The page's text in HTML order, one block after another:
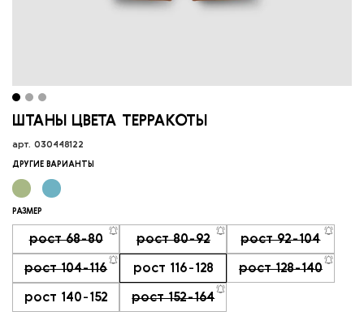
арт. 030448122
ШТАНЫ ЦВЕТА ТЕРРАКОТЫ
ДРУГИЕ ВАРИАНТЫ
РАЗМЕР
рост 68-80 рост 80-92 рост 92-104
рост 104-116 рост 116-128 рост 128-140
рост 140-152 рост 152-164